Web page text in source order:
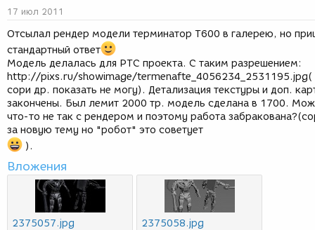
ы
и
я
17 июл 2011
Отсылал рендер модели терминатор Т600 в галерею, но
стандартный ответ
Модель делалась для РТС проекта. С таким разрешением:
http://pixs.ru/showimage/termenafte_4056234_2531195.jpg(
сори др. показать не могу). Детализация текстуры и доп.
закончены. Был лемит 2000 тр. модель сделана в 1700.
что-то не так с рендером и поэтому работа
за новую тему но "робот" это советует
).
Вложения
2375057.jpg 2375058.jpg